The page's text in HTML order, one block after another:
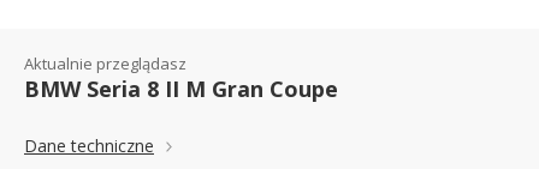
Aktualnie przeglądasz
BMW Seria 8 II M Gran Coupe
Dane techniczne